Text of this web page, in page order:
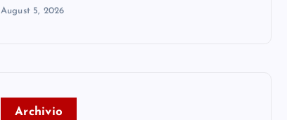
August 5, 2026
Archivio